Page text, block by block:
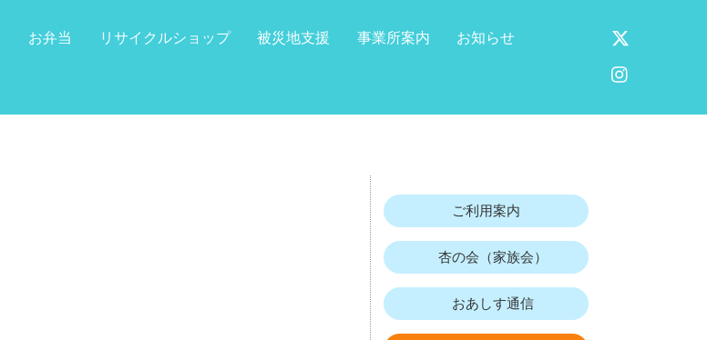
お弁当 リサイクルショップ 被災地支援 事業所案内 お知らせ
ご利用案内
杏の会（家族会）
おあしす通信